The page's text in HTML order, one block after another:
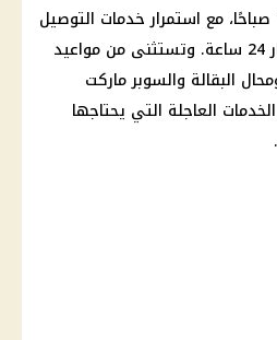
والكافيهات حتى الساعة 1 صباحًا، مع استمرار خدمات التوصيل
والطلبات الخارجية على مدار 24 ساعة. وتستثنى من مواعيد
البقالة والسوبر ماركت
العاجلة التي يحتاجها
.